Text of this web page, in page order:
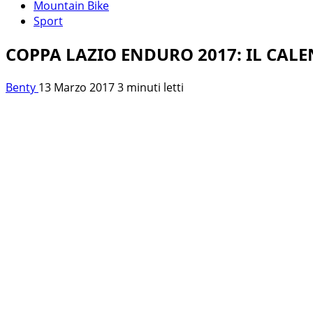
Mountain Bike
Sport
COPPA LAZIO ENDURO 2017: IL
Benty 13 Marzo 20173 minuti letti